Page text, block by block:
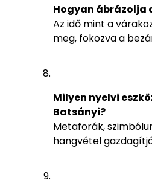
Hogyan ábrázolja
Az idő mint a
meg, fokozva a
Milyen nyelvi
Batsányi?
Metaforák,
hangvétel